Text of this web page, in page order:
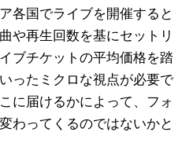
各国でライブを開催すると
や再生回数を基にセットリ
ブチケットの平均価格を踏
ったミクロな視点が必要で
に届けるかによって、フォ
わってくるのではないかと